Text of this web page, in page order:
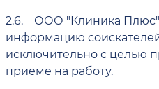
2.6.
ООО "Клиника Плюс"
информацию
исключительно с целью
приёме на работу.